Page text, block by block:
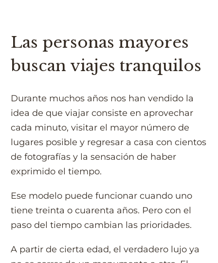
Las personas mayores
buscan viajes tranquilos
Durante muchos años nos han vendido la
idea de que viajar consiste en aprovechar
cada minuto, visitar el mayor número de
lugares posible y regresar a casa con cientos
de fotografías y la sensación de haber
exprimido el tiempo.
Ese modelo puede funcionar cuando uno
tiene treinta o cuarenta años. Pero con el
paso del tiempo cambian las prioridades.
A partir de cierta edad, el verdadero lujo ya